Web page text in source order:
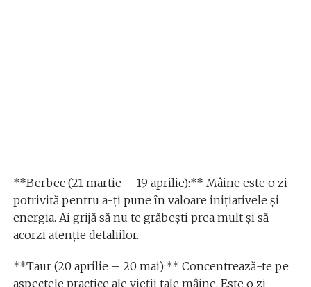
**Berbec (21 martie – 19 aprilie):** Mâine este o zi
potrivită pentru a-ți pune în valoare inițiativele și
energia. Ai grijă să nu te grăbești prea mult și să
acorzi atenție detaliilor.
**Taur (20 aprilie – 20 mai):** Concentrează-te pe
aspectele practice ale vieții tale mâine. Este o zi